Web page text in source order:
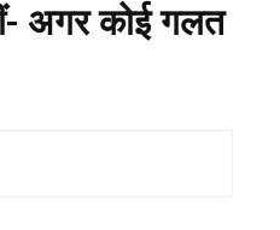
अगर कोई गलत